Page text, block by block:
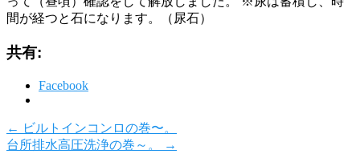
間が経つと石になります。（尿石）
共有:
Facebook
← ビルトインコンロの巻〜。
台所排水高圧洗浄の巻～。
→